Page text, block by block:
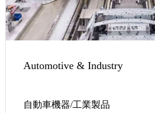
Automotive & Industry
自動車機器/工業製品